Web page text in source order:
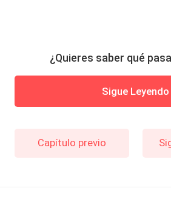
¿Quieres saber qué
Sigue Leyendo
Capítulo previo